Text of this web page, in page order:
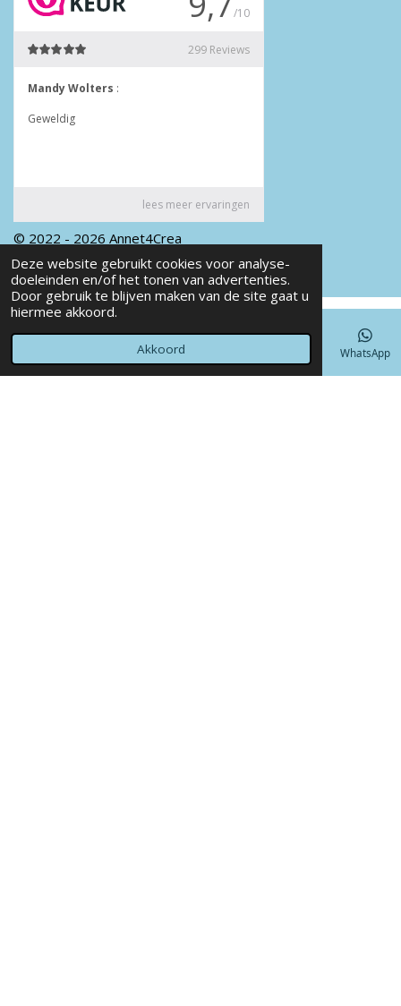
Deze website gebruikt cookies voor analyse-
doeleinden en/of het tonen van advertenties.
Door gebruik te blijven maken van de site gaat u
hiermee akkoord.
Akkoord
© 2022 - 2026 Annet4Crea
Powered byJouwWeb
Telefoonnummer WhatsApp